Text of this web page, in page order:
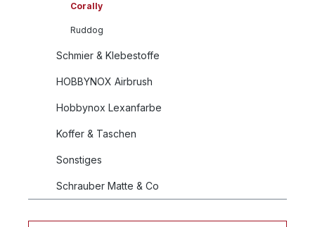
Corally
Ruddog
Schmier & Klebestoffe
HOBBYNOX Airbrush
Hobbynox Lexanfarbe
Koffer & Taschen
Sonstiges
Schrauber Matte & Co